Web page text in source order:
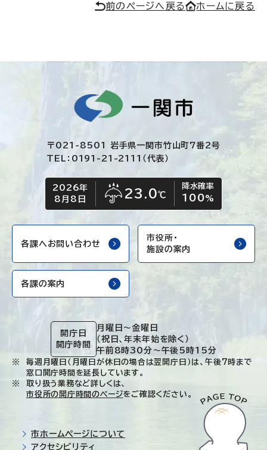
前のページへ戻る ホームに戻る
〒021-8501 岩手県一関市竹山町7番2号
TEL：0191-21-2111（代表）
今日の日付
2026年
8月8日
今日の天気
雨
23.0℃
降水確率
100%
各課へお問い合わせ
市役所・
施設の案内
各課の案内
開庁日
開庁時間
月曜日～金曜日
（祝日、年末年始を除く）
午前8時30分～午後5時15分
毎週月曜日（月曜日が休日の場合は翌開庁日）は、午後7時まで
窓口開庁時間を延長しています。
取り扱う業務など詳しくは、
市役所の開庁時間のページをご確認ください。
市ホームページについて
アクセシビリティ